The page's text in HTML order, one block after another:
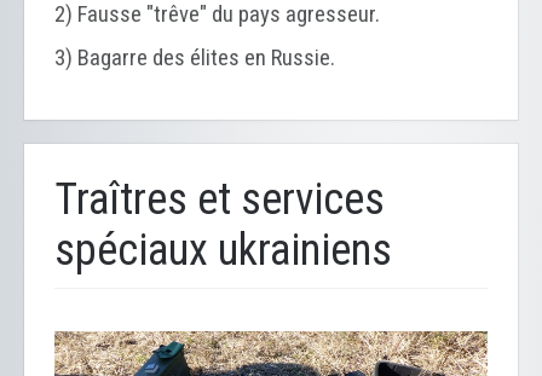
2) Fausse "trêve" du pays agresseur.
3) Bagarre des élites en Russie.
Traîtres et services
spéciaux ukrainiens